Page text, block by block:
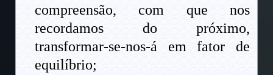
compreensão, com que nos
recordamos do próximo,
transformar-se-nos-á em fator de
equilíbrio;